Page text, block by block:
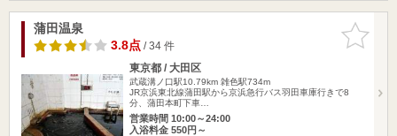
お気に入
りに追加
蒲田温泉
3.8点/ 34 件
東京都 / 大田区
武蔵溝ノ口駅10.79km 雑色駅734m
JR京浜東北線蒲田駅から京浜急行バス羽田車庫行きで8
分、蒲田本町下車…
営業時間 10:00～24:00
入浴料金 550円～